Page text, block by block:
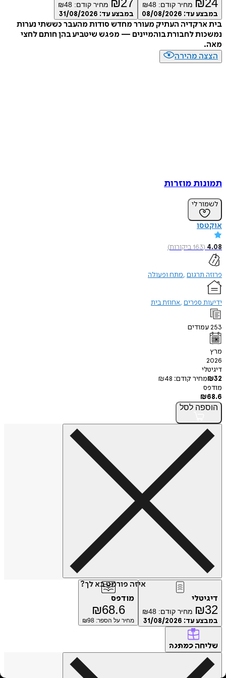
₪ מחיר קודם: ₪48
עד:08/08/2026
₪ 27 מחיר קודם: ₪48
במבצע עד:31/08/2026
העתיק מעורר מחדש סודות מהעבר כששתי נערות
לחבורת בוהמיינים — מפגש שיטביע בהן חותם לחצי
מהירה
מוזרות
לי
163 ביקורות)
תרגום מתח ופעולה
ספרים אחוזת בית
קודם:
₪48
לסל
איזה פורמט בא לך?
₪ מחיר קודם: ₪48
עד:31/08/2026
מודפס
₪68.6
מחיר על הספר: ₪98
כמתנה